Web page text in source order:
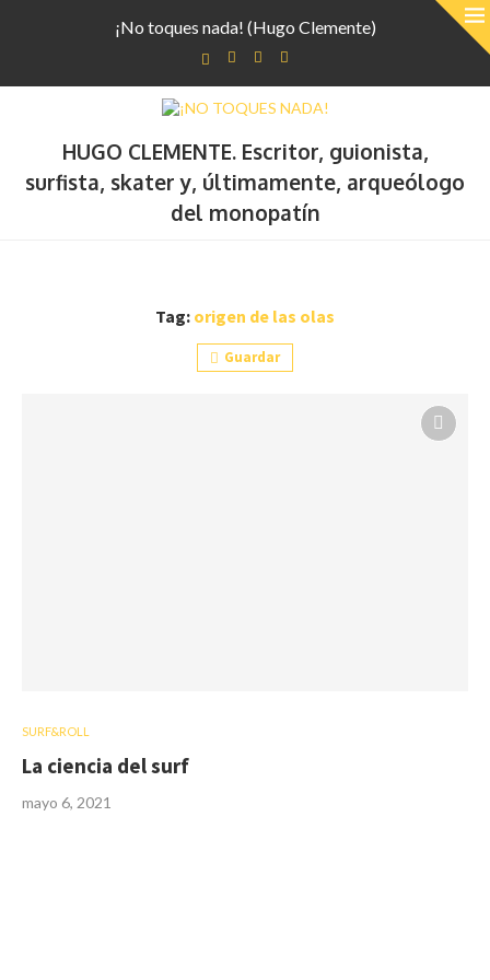
¡No toques nada! (Hugo Clemente)
HUGO CLEMENTE. Escritor, guionista,
surfista, skater y, últimamente, arqueólogo
del monopatín
Tag: origen de las olas
Guardar
SURF&ROLL
La ciencia del surf
mayo 6, 2021